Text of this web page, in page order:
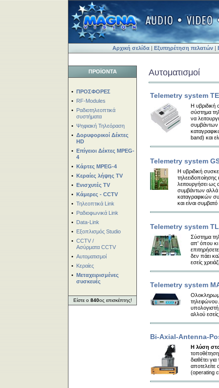
Αρχική σελίδα | Εξυπηρέτηση πελατών |
ΠΡΟΪΟΝΤΑ
• ΠΡΟΣΦΟΡΕΣ
• RF-Modules
• Ραδιοτηλεοπτικά
συστήματα
• Ψηφιακή Τηλεόραση
• Δορυφορικοί Δέκτες
HD
• Επίγειοι Δέκτες MPEG-
4
• Κάρτες MPEG-4
• Κεραίες λήψης TV
• Ενισχυτές TV
• Κάμερες - CCTV
• Τηλεοπτικά Link
• Ραδιοφωνικά Link
• Data-Link
• Εξοπλισμός Studio
• CCTV /
Ασύρματα CCTV
• Αυτοματισμοί
• Κεραίες
• Μεταχειρισμένες
συσκευές
Είστε ο 840ος επισκέπτης!
Αυτοματισμοί
Telemetry system
Η υβριδική
σύστημα
να
συμβάντων
band) και
Telemetry system
Η υβριδική
λειτουργήσει ως
συμβάντων αλλά
καταγραφικών
και είναι
Telemetry system
Σύστημα
απ' όπου κι
δεν πάει
εσείς
Telemetry system
τηλεφώνου.
αλλού
Bi-Axial-Antenna-
Η λύση
διαθέτει
(operating